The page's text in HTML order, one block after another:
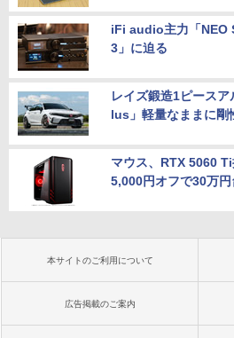
iFi audio主力「NEO
3」に迫る
レイズ鍛造1ピース
lus」軽量なままに剛
マウス、RTX 5060
5,000円オフで30万円
本サイトのご利用について
広告掲載のご案内